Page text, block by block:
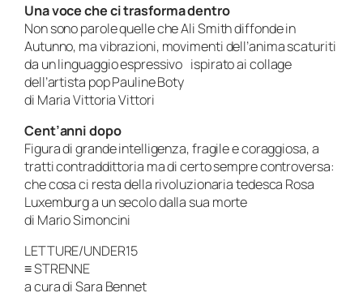
Una voce che ci trasforma dentro
Non sono parole quelle che Ali Smith diffonde in
Autunno, ma vibrazioni, movimenti dell’anima scaturiti
da un linguaggio espressivo ispirato ai collage
dell’artista pop Pauline Boty
di Maria Vittoria Vittori
Cent’anni dopo
Figura di grande intelligenza, fragile e coraggiosa, a
tratti contraddittoria ma di certo sempre controversa:
che cosa ci resta della rivoluzionaria tedesca Rosa
Luxemburg a un secolo dalla sua morte
di Mario Simoncini
LETTURE/UNDER15
≡ STRENNE
a cura di Sara Bennet